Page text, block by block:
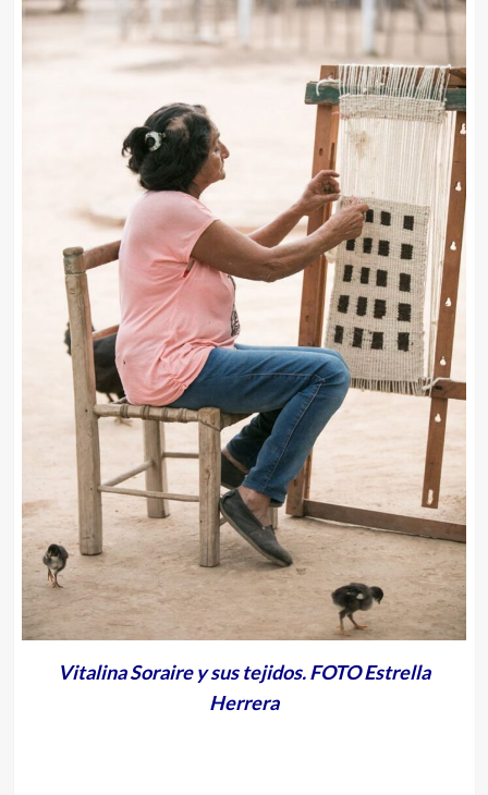
Vitalina Soraire y sus tejidos. FOTO Estrella
Herrera